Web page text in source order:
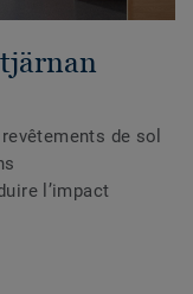
de sol
l’impact